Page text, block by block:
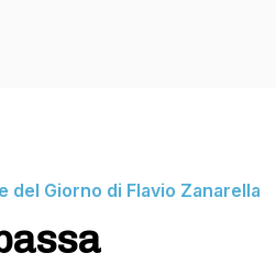
del Giorno di Flavio Zanarella